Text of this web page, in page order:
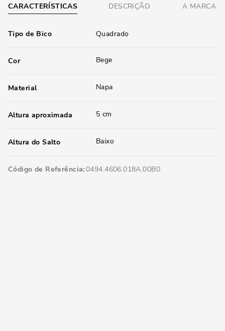
CARACTERÍSTICAS DESCRIÇÃO A MARCA
Tipo de Bico Quadrado
Cor Bege
Material Napa
Altura aproximada 5 cm
Altura do Salto Baixo
Código de Referência 0494.4606.018A.00B0